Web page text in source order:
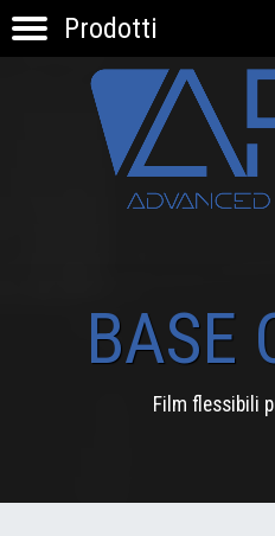
PRODOTTI
APPLICAZIONI
KNOW-HOW
INNOVAZIONE
CONTATTI
Prodotti
BASE
Film flessibili